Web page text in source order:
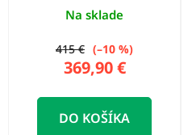
Na sklade
369,90 €
415 € (–10 %)
DO KOŠÍKA